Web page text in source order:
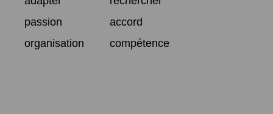
passion
accord
organisation
compétence